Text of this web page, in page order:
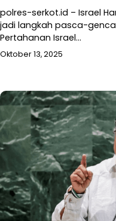
polres-serkot.id – Israel
jadi langkah pasca-
Pertahanan Israel…
Oktober 13, 2025